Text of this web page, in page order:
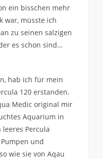
ein bisschen mehr
war, müsste ich
zu seinen salzigen
es schon sind…
hab ich für mein
120 erstanden.
Medic original mir
Aquarium in
Percula
und
wie sie von Aqau